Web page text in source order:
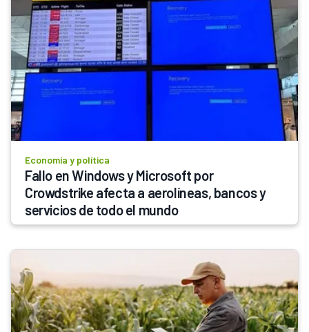
Economía y política
Fallo en Windows y Microsoft por
Crowdstrike afecta a aerolíneas, bancos y
servicios de todo el mundo